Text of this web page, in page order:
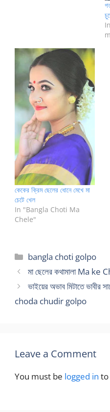
কেকের ক্রিম ছেলের ধোনে মেখে মা
চেটে খেল
In "Bangla Choti Ma
Chele"
Categories
bangla choti golpo
মা ছেলের কথামালা Ma
ভাইয়ের অভাব মিটাতে
choda chudir golpo
Leave a Comment
You must be logged in to